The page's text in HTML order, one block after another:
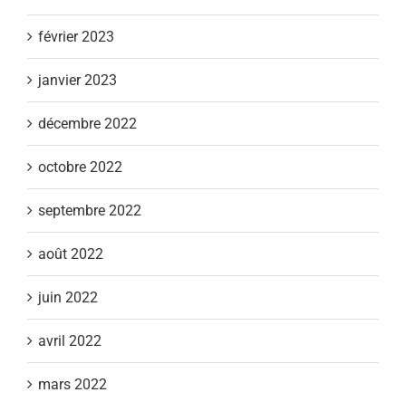
février 2023
janvier 2023
décembre 2022
octobre 2022
septembre 2022
août 2022
juin 2022
avril 2022
mars 2022